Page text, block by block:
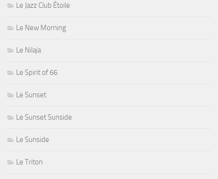
Le Jazz Club Étoile
Le New Morning
Le Nilaja
Le Spirit of 66
Le Sunset
Le Sunset Sunside
Le Sunside
Le Triton